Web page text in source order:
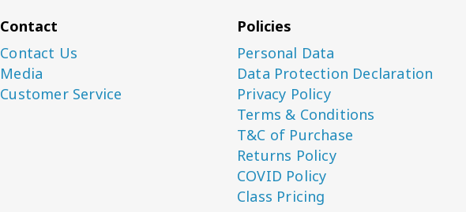
Contact
Contact Us
Media
Customer Service
Policies
Personal Data
Data Protection Declaration
Privacy Policy
Terms & Conditions
T&C of Purchase
Returns Policy
COVID Policy
Class Pricing